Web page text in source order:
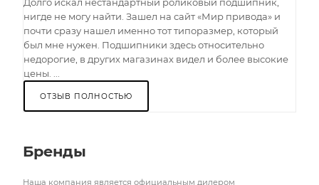
нигде не могу найти. Зашел на сайт «Мир привода» и
почти сразу нашел именно тот типоразмер, который
был мне нужен. Подшипники здесь относительно
недорогие, в других магазинах видел и более высокие
цены. ...
ОТЗЫВ ПОЛНОСТЬЮ
Бренды
Наша компания является официальным дилером